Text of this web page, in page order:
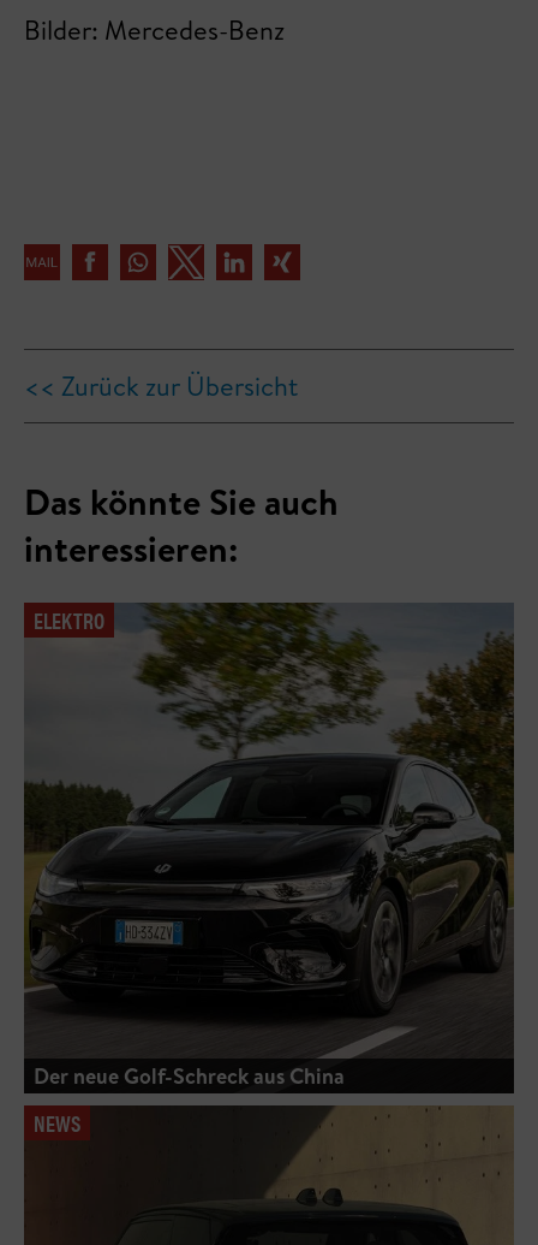
Bilder: Mercedes-Benz
<< Zurück zur Übersicht
Das könnte Sie auch
interessieren:
ELEKTRO
Der neue Golf-Schreck aus China
NEWS